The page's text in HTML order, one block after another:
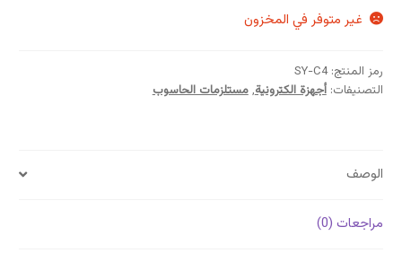
غير متوفر في المخزون
رمز المنتج:SY-C4
التصنيفات:أجهزة الكترونية,مستلزمات الحاسوب
الوصف
مراجعات (0)